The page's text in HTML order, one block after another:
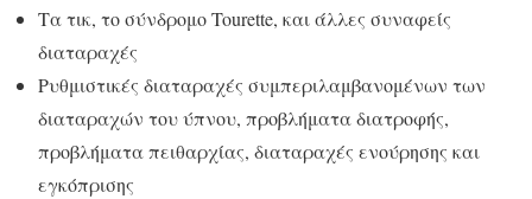
Τα τικ, το σύνδρομο Tourette, και άλλες συναφείς
διαταραχές
Ρυθμιστικές διαταραχές συμπεριλαμβανομένων των
διαταραχών του ύπνου, προβλήματα διατροφής,
προβλήματα πειθαρχίας, διαταραχές ενούρησης και
εγκόπρισης